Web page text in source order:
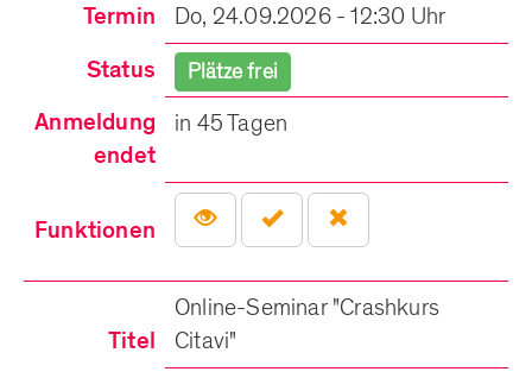
Termin
Do, 24.09.2026 - 12:30 Uhr
Status
Plätze frei
Anmeldung
endet
in 45 Tagen
Funktionen
Titel
Online-Seminar "Crashkurs
Citavi"